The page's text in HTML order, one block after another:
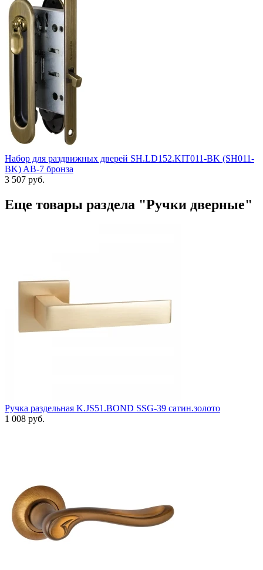
Набор для раздвижных дверей SH.LD152.KIT011-BK (SH011-
BK) AB-7 бронза
3 507 руб.
Еще товары раздела "Ручки дверные"
Ручка раздельная K.JS51.BOND SSG-39 сатин.золото
1 008 руб.